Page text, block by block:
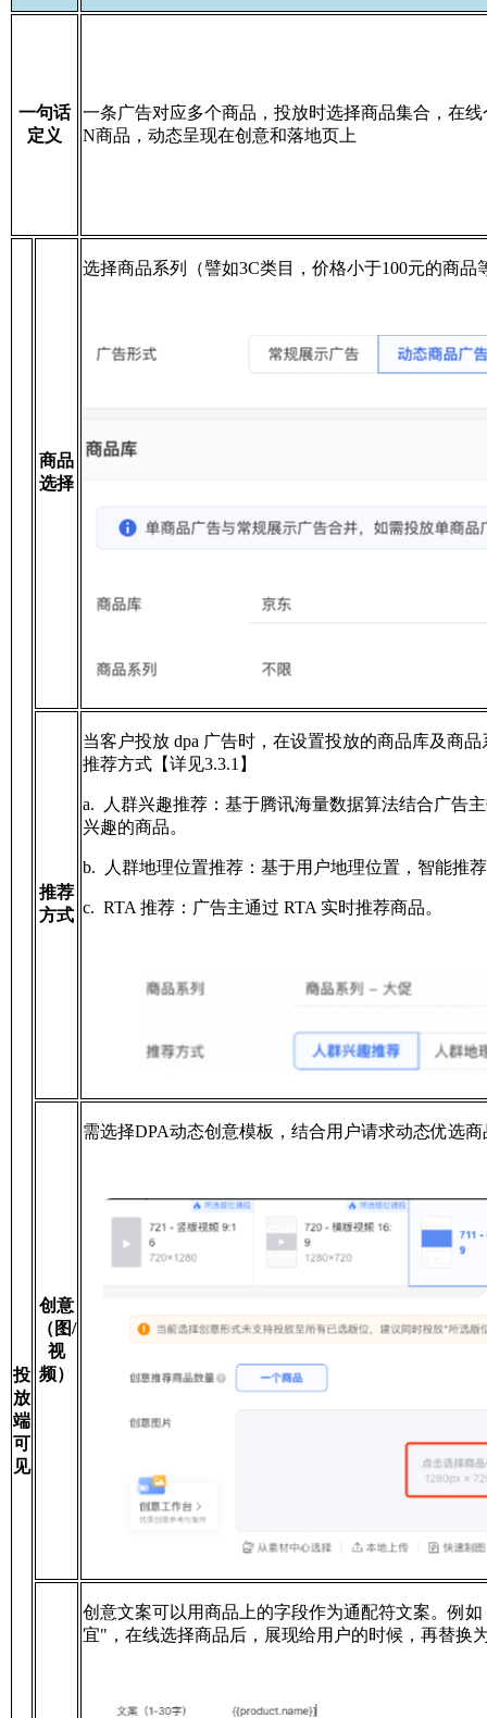
一句话
定义
一条广告对应多个商品，投放时选择商品集合，在
N商品，动态呈现在创意和落地页上
投
放
端
可
见
商品
选择
选择商品系列（譬如3C类目，价格小于100元的商品
推荐
方式
当客户投放 dpa 广告时，在设置投放的商品库及商
推荐方式【详见3.3.1】
a. 人群兴趣推荐：基于腾讯海量数据算法结合广告
兴趣的商品。
b. 人群地理位置推荐：基于用户地理位置，智能推
c. RTA 推荐：广告主通过 RTA 实时推荐商品。
创意
（图/
视
频）
需选择DPA动态创意模板，结合用户请求动态优选
创意文案可以用商品上的字段作为通配符文案。例
宜"，在线选择商品后，展现给用户的时候，再替换